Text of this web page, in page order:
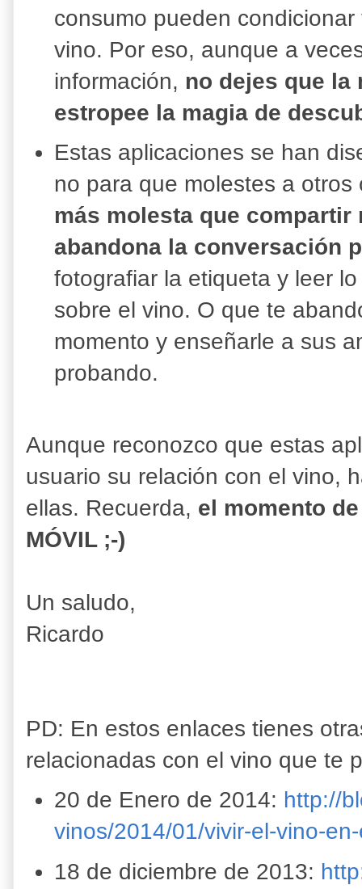
consumo pueden
vino. Por eso, aunque a
información, no dejes que la
estropee la magia de
Estas aplicaciones se han
no para que molestes a
más molesta que compartir
abandona la conversación
fotografiar la etiqueta y leer
sobre el vino. O que te
momento y enseñarle a sus
probando.
Aunque reconozco que estas
usuario su relación con el vino,
ellas. Recuerda, el momento
MÓVIL ;-)
Un saludo,
Ricardo
PD: En estos enlaces tienes
relacionadas con el vino que
20 de Enero de 2014: http://
vinos/2014/01/vivir-el-vino-
18 de diciembre de 2013: